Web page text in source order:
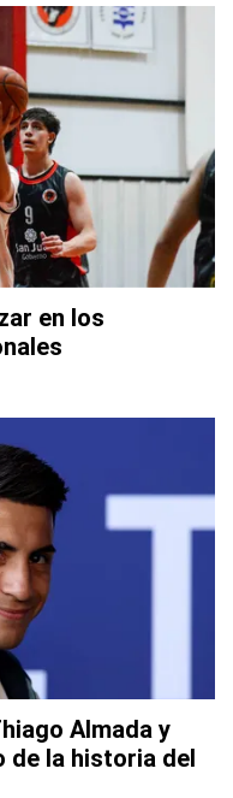
en los
Almada y
de la historia del